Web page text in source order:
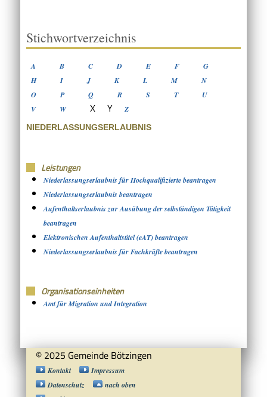
Stichwortverzeichnis
A B C D E F
G
H
I J K L M
N
O
P Q R S T
U
V
W X Y Z
NIEDERLASSUNGSERLAUBNIS
Leistungen
Niederlassungserlaubnis für Hochqualifizierte beantragen
Niederlassungserlaubnis beantragen
Aufenthaltserlaubnis zur Ausübung der selbständigen Tätigkeit
beantragen
Elektronischen Aufenthaltstitel (eAT) beantragen
Niederlassungserlaubnis für Fachkräfte beantragen
Organisationseinheiten
Amt für Migration und Integration
© 2025 Gemeinde Bötzingen
Kontakt
Impressum
Datenschutz
nach oben